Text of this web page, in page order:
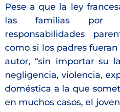
Pese a que la ley
las familias por
responsabilidades
como si los padres
autor, “sin importar su
negligencia, violencia,
doméstica a la que
en muchos casos, el